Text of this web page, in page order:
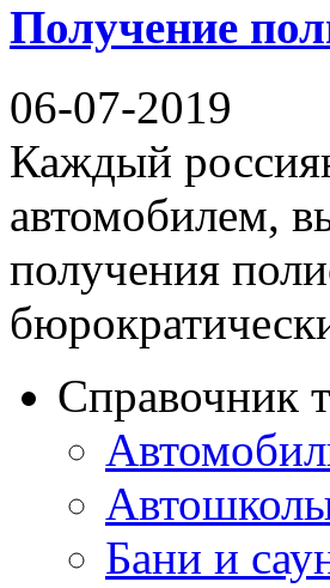
Получение
06-07-2019
Каждый
автомобилем,
получения
Справочник
Бани и